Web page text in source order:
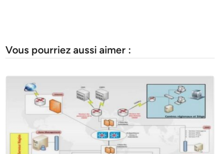
Vous pourriez aussi aimer :